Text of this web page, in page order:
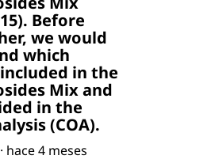
Before
we would
which
in the
Mix and
in the
(COA).
· hace 4 meses